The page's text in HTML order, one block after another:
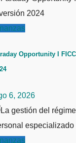
Opportunity I
6, 2026